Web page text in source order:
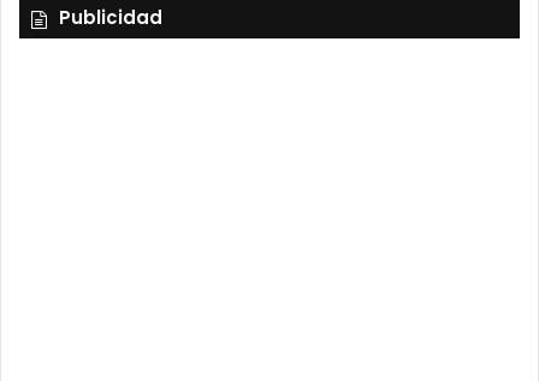
Publicidad